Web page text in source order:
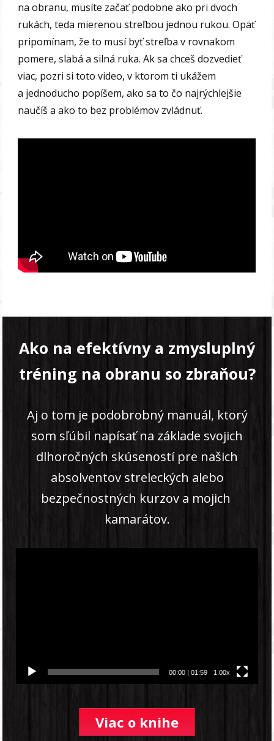
na obranu, musíte začať podobne ako pri dvoch
rukách, teda mierenou streľbou jednou rukou. Opäť
pripomínam, že to musí byť streľba v rovnakom
pomere, slabá a silná ruka. Ak sa chceš dozvedieť
viac, pozri si toto video, v ktorom ti ukážem
a jednoducho popíšem, ako sa to čo najrýchlejšie
naučíš a ako to bez problémov zvládnuť.
Ako na efektívny a zmysluplný
tréning na obranu so zbraňou?
Aj o tom je podobrobný manuál, ktorý
som sľúbil napísať na základe svojich
dlhoročných skúseností pre našich
absolventov streleckých alebo
bezpečnostných kurzov a mojich
kamarátov.
00:00| 01:59 1.00x
Viac o knihe